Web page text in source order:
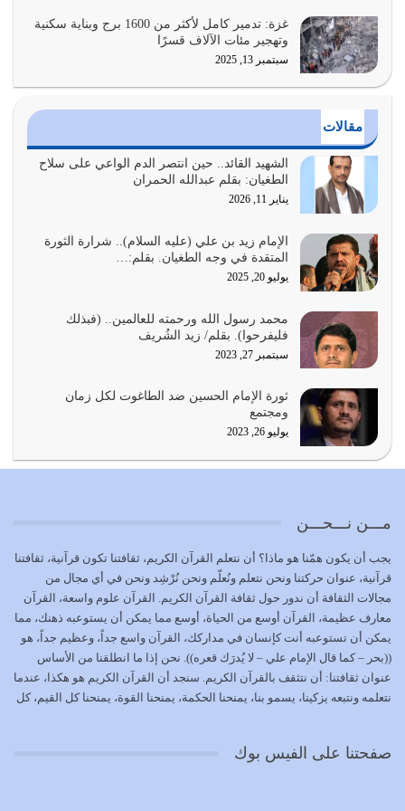
يوليو 25, 2026
الدين الذي شرعه الله لا يجوز أن يخضع لآرائنا وأهوائنا
أي أمة تتفرق في الدين وتتفرق في كيانها معناه أنها أصبحت
أمة عاجزة عن النهوض…
يوليو 23, 2026
بحبل الله جميعاً وليس كل…
يوليو 22, 2026
يشاء ويذل من يشاء
يوليو 21, 2026
كل زمان…
يوليو 19, 2026
الوظيفة عبارة عن مسؤولية يجب النهوض بها كما ينبغي لكي
وَالْمُنْفِقِينَ…
يوليو 17, 2026
الاعتصام بحبل الله أمر إلهي للمؤمنين وهو بمثابة سبب بينهم
وبين الله يترتب عليه النصر…
يوليو 16, 2026
إما أن نحاول أن نكون من أولياء الله فيتم على أيدينا ضرب
يوليو 15, 2026
غزة: تدمير كامل لأكثر من 1600 برج وبناية سكنية
وتهجير مئات الآلاف قسرًا
سبتمبر 13, 2025
مقالات
الشهيد القائد.. حين انتصر الدم الواعي على سلاح
الطغيان: بقلم عبدالله الحمران
يناير 11, 2026
الإمام زيد بن علي (عليه السلام).. شرارة الثورة
المتقدة في وجه الطغيان. بقلم:…
يوليو 20, 2025
محمد رسول الله ورحمته للعالمين.. (فبذلك
فليفرحوا). بقلم/ زيد الشُريف
سبتمبر 27, 2023
ثورة الإمام الحسين ضد الطاغوت لكل زمان
ومجتمع
يوليو 26, 2023
مـــن نـــحـــن
يجب أن يكون همّنا هو ماذا؟ أن نتعلم القرآن الكريم، ثقافتنا تكون قرآنية، ثقافتنا
قرآنية، عنوان حركتنا ونحن نتعلم ونُعلّم ونحن نُرْشِد ونحن في أي مجال من
مجالات الثقافة أن ندور حول ثقافة القرآن الكريم. القرآن علوم واسعة، القرآن
معارف عظيمة، القرآن أوسع من الحياة، أوسع مما يمكن أن يستوعبه ذهنك، مما
يمكن أن تستوعبه أنت كإنسان في مداركك، القرآن واسع جداً، وعظيم جداً، هو
((بحر – كما قال الإمام علي – لا يُدرَك قعره)). نحن إذا ما انطلقنا من الأساس
عنوان ثقافتنا: أن نتثقف بالقرآن الكريم. سنجد أن القرآن الكريم هو هكذا، عندما
نتعلمه ونتبعه يزكينا، يسمو بنا، يمنحنا الحكمة، يمنحنا القوة، يمنحنا كل القيم، كل
بمستوى أن نثقف الآخرين بالقرآن الكريم، وأن نتثقف بثقافة القرآن الكريم
صفحتنا على الفيس بوك